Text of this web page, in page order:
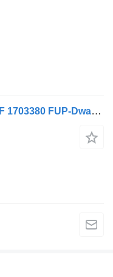
FUP-DWARSLIGGER LF55IV DAF 1703380 FUP-Dwarsligger LF55IV voor vrachtwagen